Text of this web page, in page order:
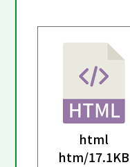
html
htm/17.1KB